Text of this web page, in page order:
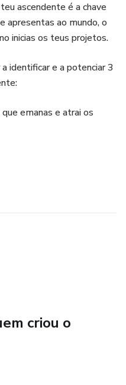
ascendente é a chave
apresentas ao mundo, o
inicias os teus projetos.
identificar e a potenciar 3
emanas e atrai os
pessoal para começar
marca única no mundo.
poderosas e alinha-te
a maneira como
criou o